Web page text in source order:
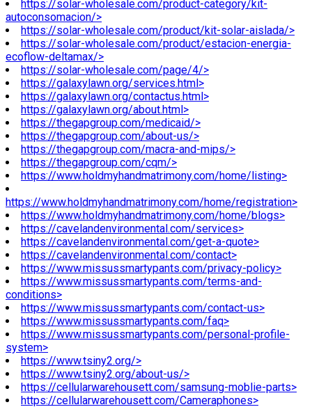
https://solar-wholesale.com/product-category/kit-
autoconsomacion/>
https://solar-wholesale.com/product/kit-solar-aislada/>
https://solar-wholesale.com/product/estacion-energia-
ecoflow-deltamax/>
https://solar-wholesale.com/page/4/>
https://galaxylawn.org/services.html>
https://galaxylawn.org/contactus.html>
https://galaxylawn.org/about.html>
https://thegapgroup.com/medicaid/>
https://thegapgroup.com/about-us/>
https://thegapgroup.com/macra-and-mips/>
https://thegapgroup.com/cqm/>
https://www.holdmyhandmatrimony.com/home/listing>
https://www.holdmyhandmatrimony.com/home/registration>
https://www.holdmyhandmatrimony.com/home/blogs>
https://cavelandenvironmental.com/services>
https://cavelandenvironmental.com/get-a-quote>
https://cavelandenvironmental.com/contact>
https://www.missussmartypants.com/privacy-policy>
https://www.missussmartypants.com/terms-and-
conditions>
https://www.missussmartypants.com/contact-us>
https://www.missussmartypants.com/faq>
https://www.missussmartypants.com/personal-profile-
system>
https://www.tsiny2.org/>
https://www.tsiny2.org/about-us/>
https://cellularwarehousett.com/samsung-moblie-parts>
https://cellularwarehousett.com/Cameraphones>